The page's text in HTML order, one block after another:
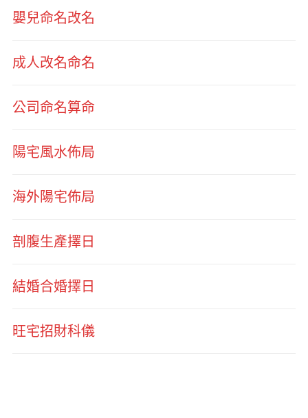
嬰兒命名改名
成人改名命名
公司命名算命
陽宅風水佈局
海外陽宅佈局
剖腹生產擇日
結婚合婚擇日
旺宅招財科儀